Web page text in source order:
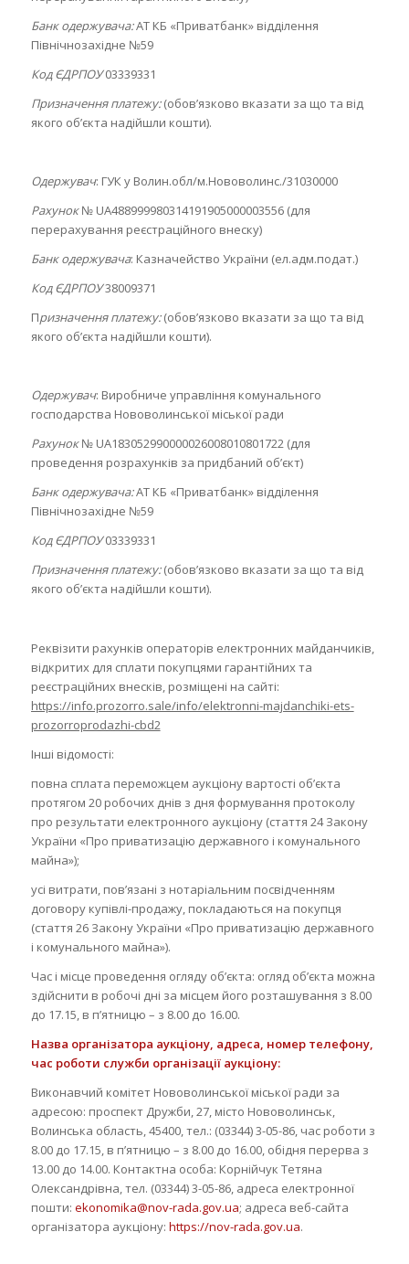
Банк одержувача:АТ КБ «Приватбанк» відділення
Північнозахідне №59
Код ЄДРПОУ03339331
Призначення платежу:(обов’язково вказати за що та від
якого об’єкта надійшли кошти).
Одержувач: ГУК у Волин.обл/м.Нововолинс./31030000
Рахунок№ UA488999980314191905000003556 (для
перерахування реєстраційного внеску)
Банк одержувача: Казначейство України (ел.адм.подат.)
Код ЄДРПОУ38009371
Призначення платежу:(обов’язково вказати за що та від
якого об’єкта надійшли кошти).
Одержувач: Виробниче управління комунального
господарства Нововолинської міської ради
Рахунок№ UA183052990000026008010801722 (для
проведення розрахунків за придбаний об’єкт)
Банк одержувача:АТ КБ «Приватбанк» відділення
Північнозахідне №59
Код ЄДРПОУ03339331
Призначення платежу:(обов’язково вказати за що та від
якого об’єкта надійшли кошти).
Реквізити рахунків операторів електронних майданчиків,
відкритих для сплати покупцями гарантійних та
реєстраційних внесків, розміщені на сайті:
https://info.prozorro.sale/info/elektronni-majdanchiki-ets-
prozorroprodazhi-cbd2
Інші відомості:
повна сплата переможцем аукціону вартості об’єкта
протягом 20 робочих днів з дня формування протоколу
про результати електронного аукціону (стаття 24 Закону
України «Про приватизацію державного і комунального
майна»);
усі витрати, пов’язані з нотаріальним посвідченням
договору купівлі-продажу, покладаються на покупця
(стаття 26 Закону України «Про приватизацію державного
і комунального майна»).
Час і місце проведення огляду об’єкта: огляд об’єкта можна
здійснити в робочі дні за місцем його розташування з 8.00
до 17.15, в п’ятницю – з 8.00 до 16.00.
Назва організатора аукціону, адреса, номер телефону,
час роботи служби організації аукціону:
Виконавчий комітет Нововолинської міської ради за
адресою: проспект Дружби, 27, місто Нововолинськ,
Волинська область, 45400, тел.: (03344) 3-05-86, час роботи з
8.00 до 17.15, в п’ятницю – з 8.00 до 16.00, обідня перерва з
13.00 до 14.00. Контактна особа: Корнійчук Тетяна
Олександрівна, тел. (03344) 3-05-86, адреса електронної
пошти: ekonomika@nov-rada.gov.ua; адреса веб-сайта
організатора аукціону: https://nov-rada.gov.ua.